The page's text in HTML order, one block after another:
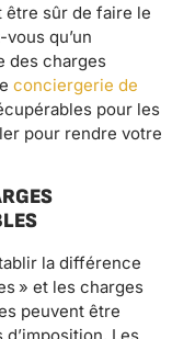
être sûr de faire le
qu’un
des charges
conciergerie de
pour les
pour rendre votre
la différence
» et les charges
peuvent être